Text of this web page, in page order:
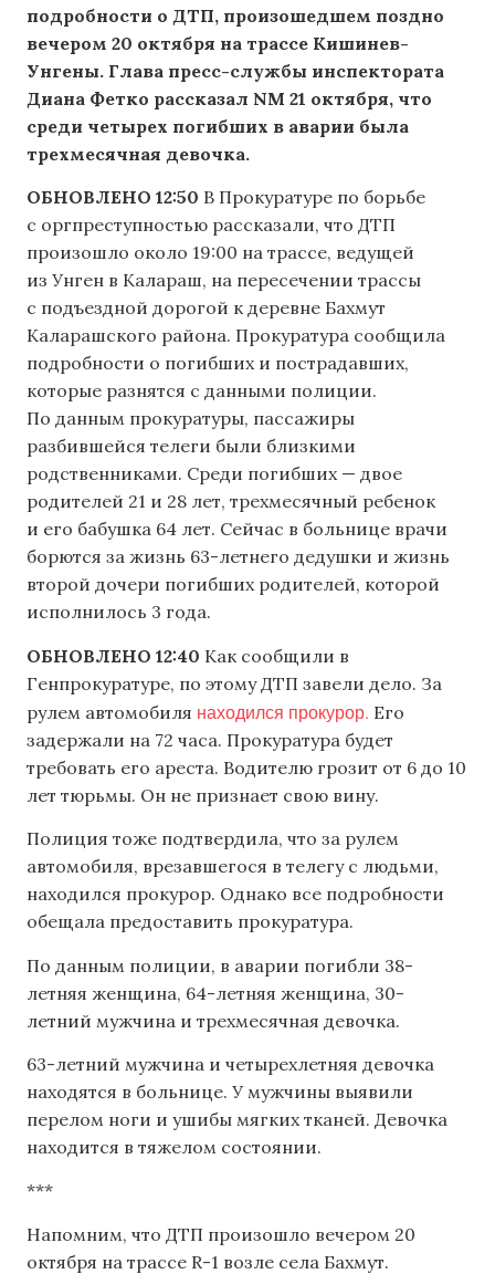
подробности о ДТП, произошедшем поздно
вечером 20 октября на трассе Кишинев-
Унгены. Глава пресс-службы инспектората
Диана Фетко рассказал NM 21 октября, что
среди четырех погибших в аварии была
трехмесячная девочка.
ОБНОВЛЕНО 12:50 В Прокуратуре по борьбе
с оргпреступностью рассказали, что ДТП
произошло около 19:00 на трассе, ведущей
из Унген в Калараш, на пересечении трассы
с подъездной дорогой к деревне Бахмут
Каларашского района. Прокуратура сообщила
подробности о погибших и пострадавших,
которые разнятся с данными полиции.
По данным прокуратуры, пассажиры
разбившейся телеги были близкими
родственниками. Среди погибших — двое
родителей 21 и 28 лет, трехмесячный ребенок
и его бабушка 64 лет. Сейчас в больнице врачи
борются за жизнь 63-летнего дедушки и жизнь
второй дочери погибших родителей, которой
исполнилось 3 года.
ОБНОВЛЕНО 12:40 Как сообщили в
Генпрокуратуре, по этому ДТП завели дело. За
рулем автомобиля находился прокурор. Его
задержали на 72 часа. Прокуратура будет
требовать его ареста. Водителю грозит от 6 до 10
лет тюрьмы. Он не признает свою вину.
Полиция тоже подтвердила, что за рулем
автомобиля, врезавшегося в телегу с людьми,
находился прокурор. Однако все подробности
обещала предоставить прокуратура.
По данным полиции, в аварии погибли 38-
летняя женщина, 64-летняя женщина, 30-
летний мужчина и трехмесячная девочка.
63-летний мужчина и четырехлетняя девочка
находятся в больнице. У мужчины выявили
перелом ноги и ушибы мягких тканей. Девочка
находится в тяжелом состоянии.
***
Напомним, что ДТП произошло вечером 20
октября на трассе R-1 возле села Бахмут.